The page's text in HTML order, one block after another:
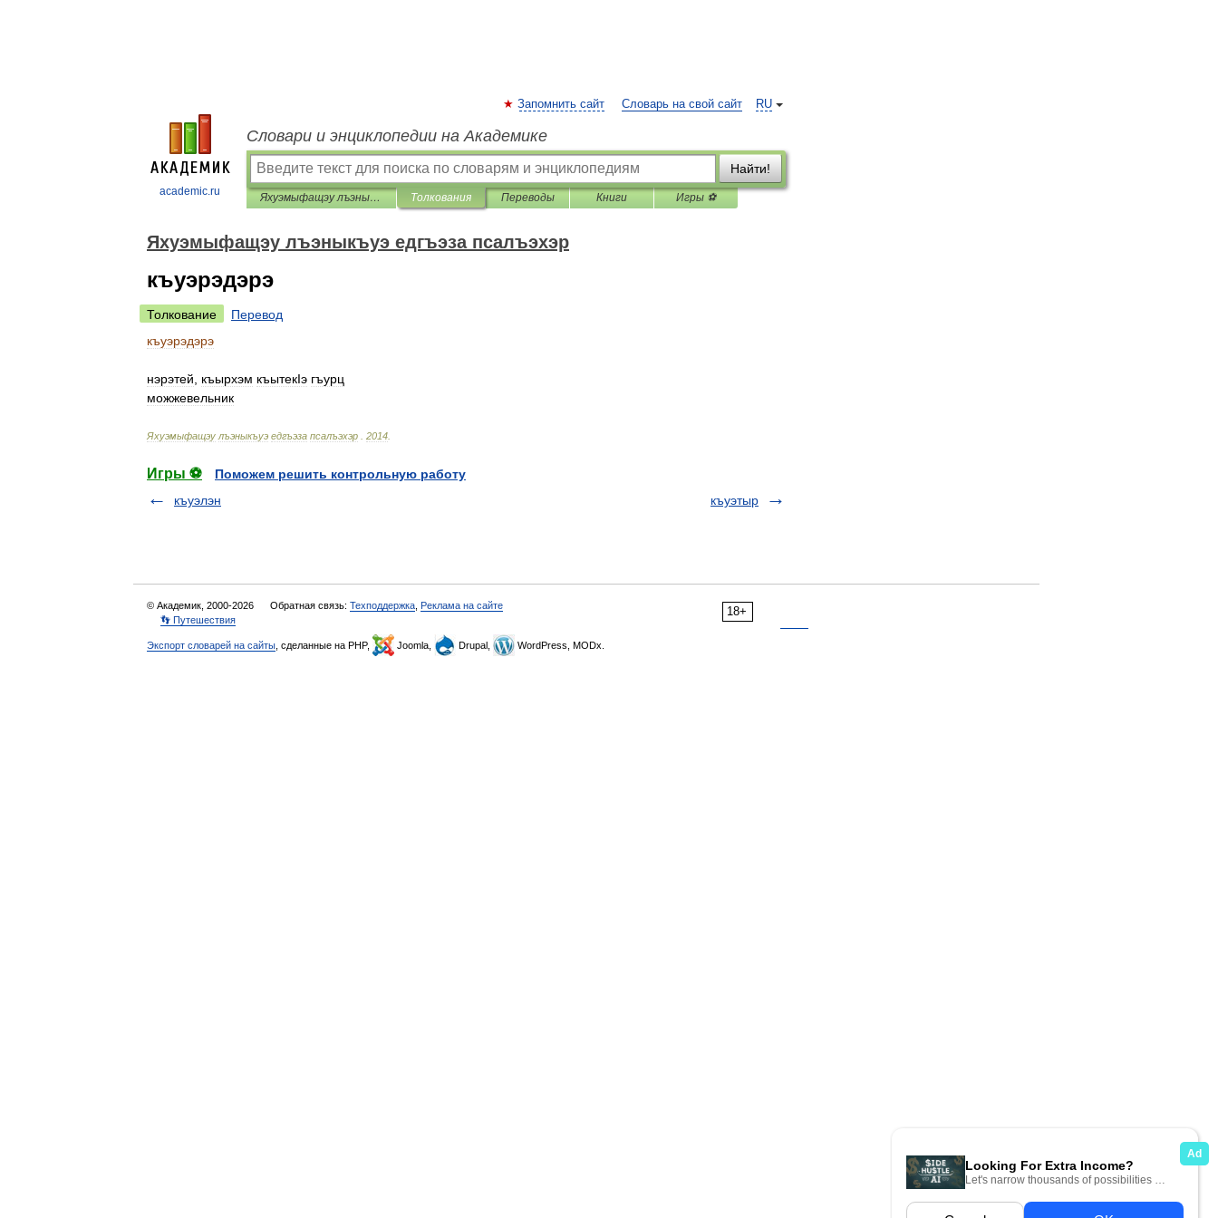
academic.ru
RU
Запомнить сайт Словарь на свой сайт
Словари и энциклопедии на Академике
Найти!
Яхуэмыфащэу лъэныкъуэ едгъэза псалъэхэр Толкования Переводы Книги Игры ⚽
Яхуэмыфащэу лъэныкъуэ едгъэза псалъэхэр
къуэрэдэрэ
Толкование
Перевод
къуэрэдэрэ
нэрэтей къырхэм къытекIэ гъурц
можжевельник
Яхуэмыфащэу лъэныкъуэ едгъэза псалъэхэр 2014
Игры ⚽
Поможем решить контрольную работу
къуэлэн
къуэтыр
18+
© Академик, 2000-2026 Обратная связь: Техподдержка Реклама на сайте
👣 Путешествия
Экспорт словарей на сайты , сделанные на PHP, Joomla, Drupal, WordPress, MODx.